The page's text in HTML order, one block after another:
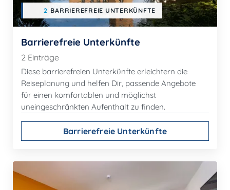
2 BARRIEREFREIE UNTERKÜNFTE
Barrierefreie Unterkünfte
2 Einträge
Diese barrierefreien Unterkünfte erleichtern die
Reiseplanung und helfen Dir, passende Angebote
für einen komfortablen und möglichst
uneingeschränkten Aufenthalt zu finden.
Barrierefreie Unterkünfte